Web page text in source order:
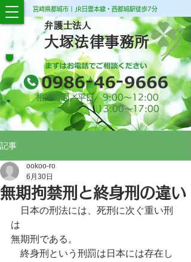
宮崎県都城市｜JR日豊本線・西都城駅徒歩7分
弁護士法人
大塚法律事務所
相談時間／平日 9:00​～12:00
13:00​～17:00
記事
無期拘禁刑と終身刑の違い
ookoo-ro
6月30日
日本の刑法には、死刑に次ぐ重い刑
は
無期刑である。
終身刑という刑罰は日本には存在し